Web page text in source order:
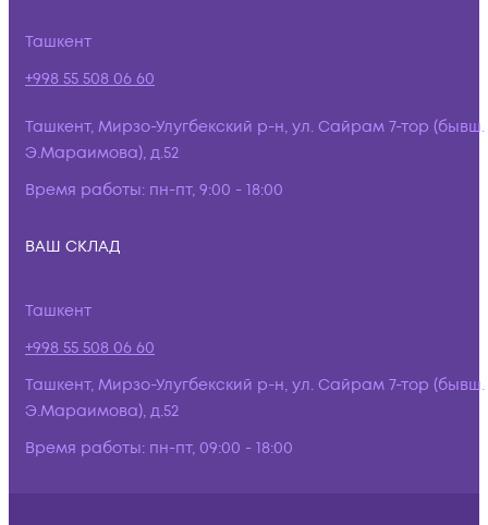
Ташкент
+998 55 508 06 60
Ташкент, Мирзо-Улугбекский р-н, ул. Сайрам 7-тор (бывш.
Э.Мараимова), д.52
Время работы: пн-пт, 9:00 - 18:00
ВАШ СКЛАД
Ташкент
+998 55 508 06 60
Ташкент, Мирзо-Улугбекский р-н, ул. Сайрам 7-тор (бывш.
Э.Мараимова), д.52
Время работы: пн-пт, 09:00 - 18:00